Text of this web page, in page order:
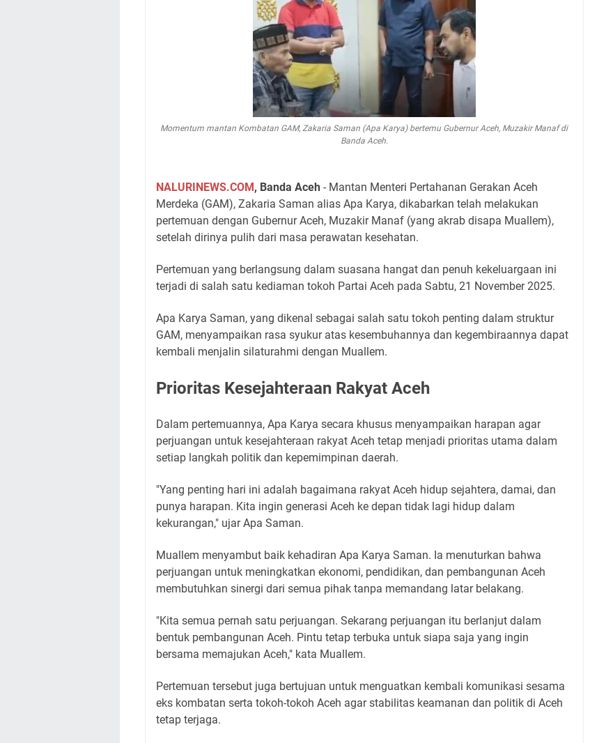
Momentum mantan Kombatan GAM, Zakaria Saman (Apa Karya) bertemu Gubernur Aceh, Muzakir Manaf di
Banda Aceh.
NALURINEWS.COM, Banda Aceh - Mantan Menteri Pertahanan Gerakan Aceh
Merdeka (GAM), Zakaria Saman alias Apa Karya, dikabarkan telah melakukan
pertemuan dengan Gubernur Aceh, Muzakir Manaf (yang akrab disapa Muallem),
setelah dirinya pulih dari masa perawatan kesehatan.
​Pertemuan yang berlangsung dalam suasana hangat dan penuh kekeluargaan ini
terjadi di salah satu kediaman tokoh Partai Aceh pada Sabtu, 21 November 2025.
​Apa Karya Saman, yang dikenal sebagai salah satu tokoh penting dalam struktur
GAM, menyampaikan rasa syukur atas kesembuhannya dan kegembiraannya dapat
kembali menjalin silaturahmi dengan Muallem.
Prioritas Kesejahteraan Rakyat Aceh
​Dalam pertemuannya, Apa Karya secara khusus menyampaikan harapan agar
perjuangan untuk kesejahteraan rakyat Aceh tetap menjadi prioritas utama dalam
setiap langkah politik dan kepemimpinan daerah.
​"Yang penting hari ini adalah bagaimana rakyat Aceh hidup sejahtera, damai, dan
punya harapan. Kita ingin generasi Aceh ke depan tidak lagi hidup dalam
kekurangan," ujar Apa Saman.
​Muallem menyambut baik kehadiran Apa Karya Saman. Ia menuturkan bahwa
perjuangan untuk meningkatkan ekonomi, pendidikan, dan pembangunan Aceh
membutuhkan sinergi dari semua pihak tanpa memandang latar belakang.
​"Kita semua pernah satu perjuangan. Sekarang perjuangan itu berlanjut dalam
bentuk pembangunan Aceh. Pintu tetap terbuka untuk siapa saja yang ingin
bersama memajukan Aceh," kata Muallem.
​Pertemuan tersebut juga bertujuan untuk menguatkan kembali komunikasi sesama
eks kombatan serta tokoh-tokoh Aceh agar stabilitas keamanan dan politik di Aceh
tetap terjaga.